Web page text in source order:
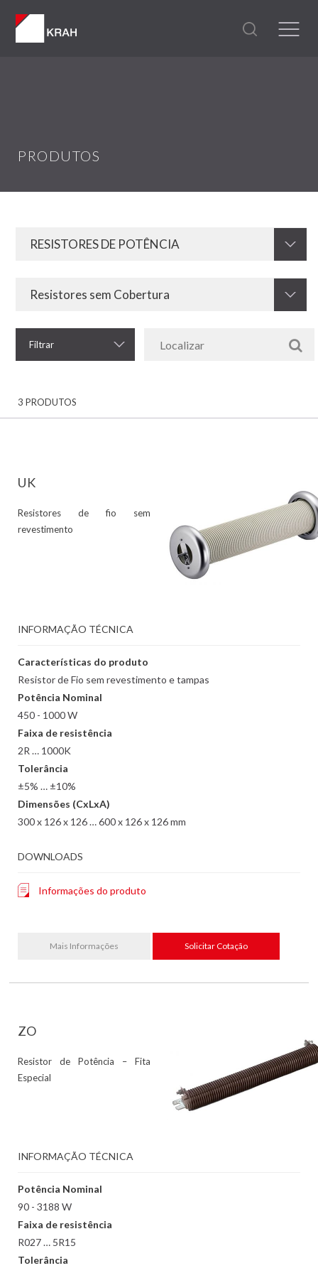
PRODUTOS
Filtrar
3 PRODUTOS
UK
Resistores de fio sem
revestimento
INFORMAÇÃO TÉCNICA
Características do produto
Resistor de Fio sem revestimento e tampas
Potência Nominal
450 - 1000 W
Faixa de resistência
2R … 1000K
Tolerância
±5% … ±10%
Dimensões (CxLxA)
300 x 126 x 126 … 600 x 126 x 126 mm
DOWNLOADS
Informações do produto
Mais Informações Solicitar Cotação
ZO
Resistor de Potência – Fita
Especial
INFORMAÇÃO TÉCNICA
Potência Nominal
90 - 3188 W
Faixa de resistência
R027 … 5R15
Tolerância